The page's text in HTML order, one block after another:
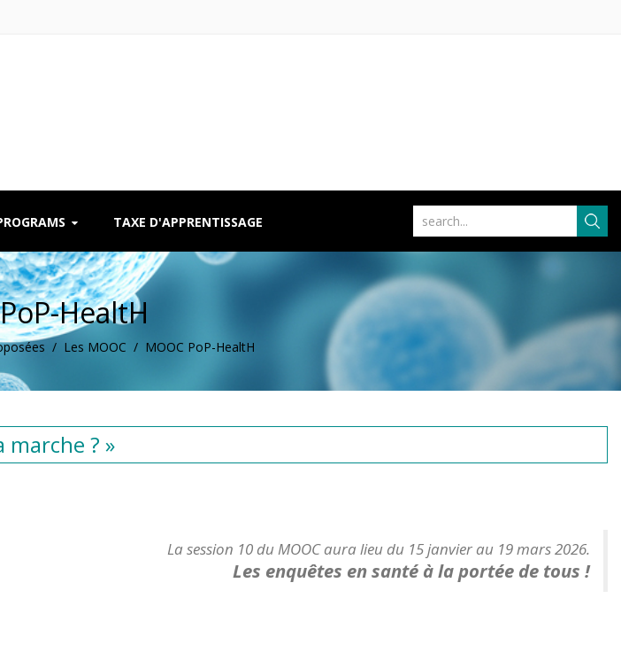
TAXE D'APPRENTISSAGE
HealtH
/ Les MOOC / MOOC PoP-HealtH
marche ? »
La session 10 du MOOC aura lieu du 15 janvier au 19 mars 2026.
Les enquêtes en santé à la portée de tous !